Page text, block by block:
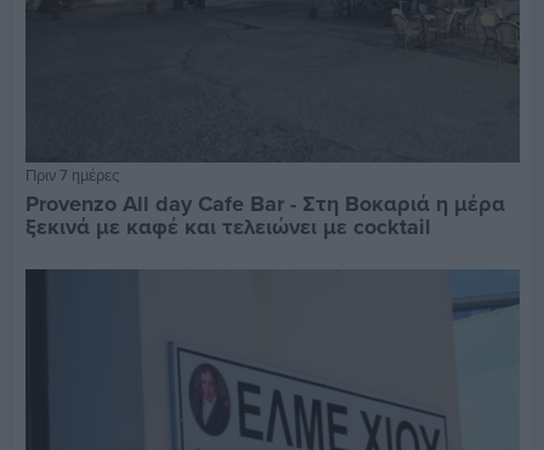
Πριν 7 ημέρες
Provenzo All day Cafe Bar - Στη Βοκαριά η μέρα
ξεκινά με καφέ και τελειώνει με cocktail